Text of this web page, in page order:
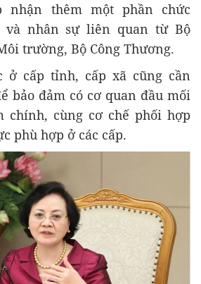
nhận thêm một phần chức
và nhân sự liên quan từ Bộ
trường, Bộ Công Thương.
ở cấp tỉnh, cấp xã cũng cần
bảo đảm có cơ quan đầu mối
chính, cùng cơ chế phối hợp
phù hợp ở các cấp.